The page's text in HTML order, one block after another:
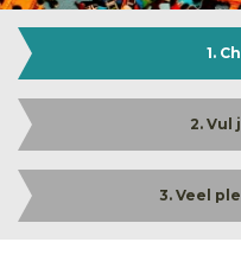
1.
2. Vul
3. Veel